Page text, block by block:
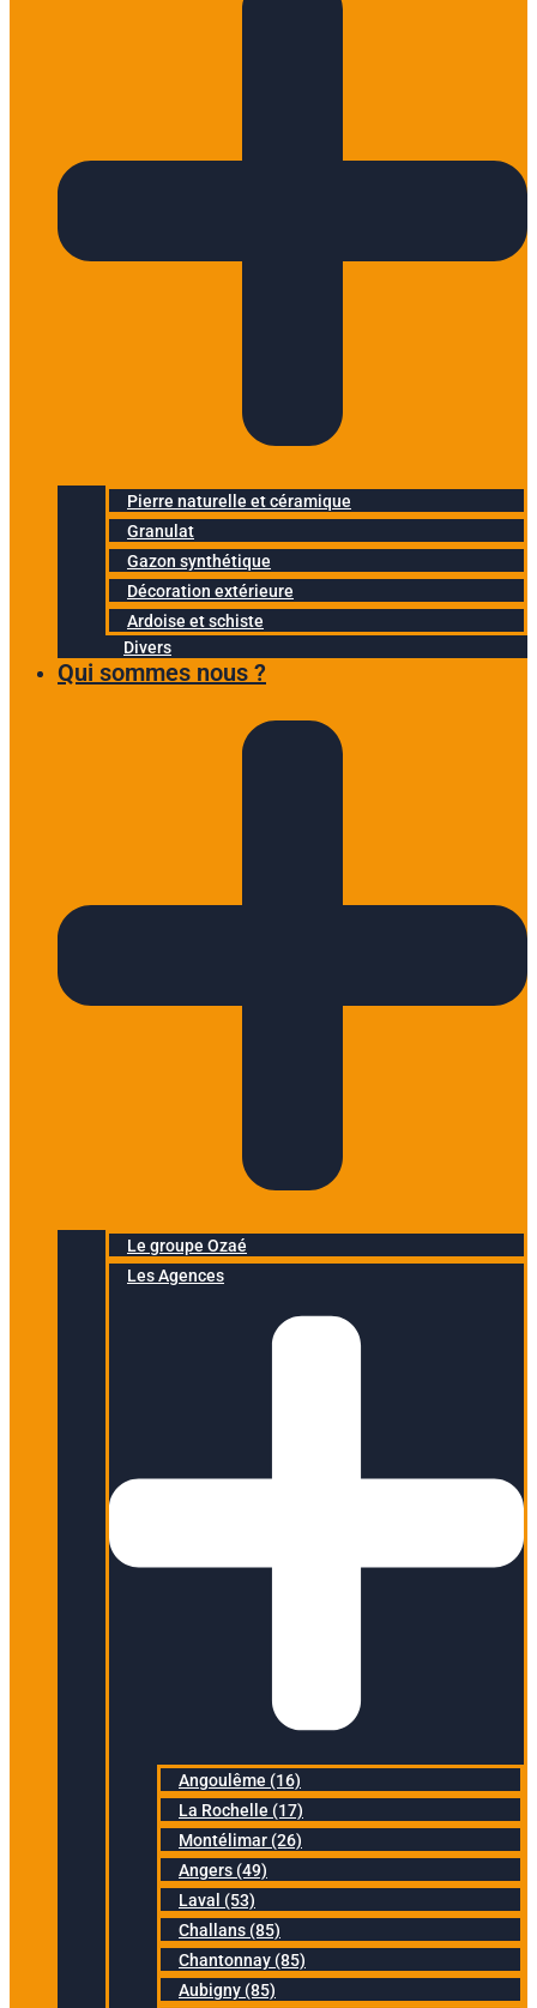
Pierre naturelle et céramique
Granulat
Gazon synthétique
Décoration extérieure
Ardoise et schiste
Divers
Qui sommes nous ?
Le groupe Ozaé
Les Agences
Angoulême (16)
La Rochelle (17)
Montélimar (26)
Angers (49)
Laval (53)
Challans (85)
Chantonnay (85)
Aubigny (85)